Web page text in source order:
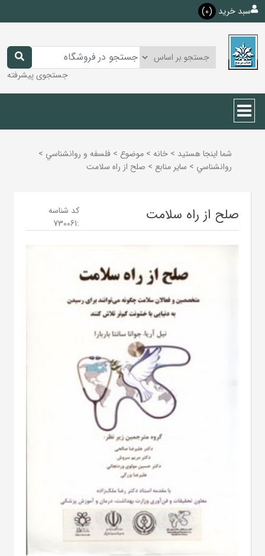
سبد خرید (0)
جستجوی پیشرفته
شما اینجا هستید > خانه > موضوع > فلسفه و روانشناسي >
روانشناسي > ساير منابع > صلح از راه سلامت
صلح از راه سلامت
کد شناسه
:
730061